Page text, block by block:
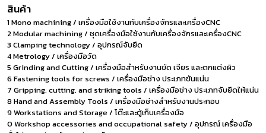
สินค้า
1 Mono machining / เครื่องมือใช้งานกับเครื่องจักรและเครื่องCNC
2 Modular machining / ชุดเครื่องมือใช้งานกับเครื่องจักรและเครื่องCNC
3 Clamping technology / อุปกรณ์จับยึด
4 Metrology / เครื่องมือวัด
5 Grinding and Cutting / เครื่องมือสำหรับงานขัด เจียร และตกแต่งผิว
6 Fastening tools for screws / เครื่องมือช่าง ประเภทขันแน่น
7 Gripping, cutting, and striking tools / เครื่องมือช่าง ประเภทจับยึดให้แน่น
8 Hand and Assembly Tools / เครื่องมือช่างสำหรับงานประกอบ
9 Workstations and Storage / โต๊ะและตู้เก็บเครื่องมือ
0 Workshop accessories and occupational safety / อุปกรณ์ เครื่องมือ